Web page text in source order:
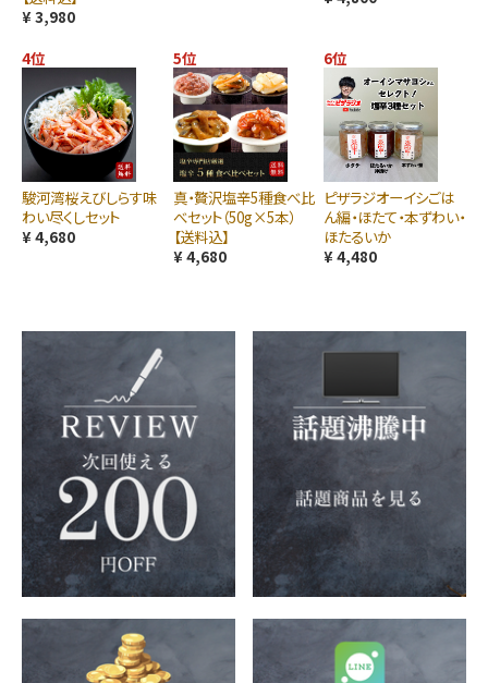
¥ 3,980
4位
駿河湾桜えびしらす味
わい尽くしセット
¥ 4,680
5位
真・贅沢塩辛5種食べ比
べセット（50g×5本）
【送料込】
¥ 4,680
6位
ピザラジオーイシごは
ん編・ほたて・本ずわい・
ほたるいか
¥ 4,480